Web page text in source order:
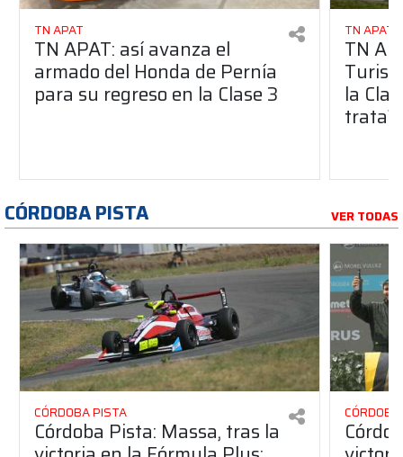
TN APAT
TN APAT: así avanza el
armado del Honda de Pernía
para su regreso en la Clase 3
TN APAT
TN
la
trata?
CÓRDOBA PISTA VER TODAS
CÓRDOBA PISTA
Córdoba Pista: Massa, tras la